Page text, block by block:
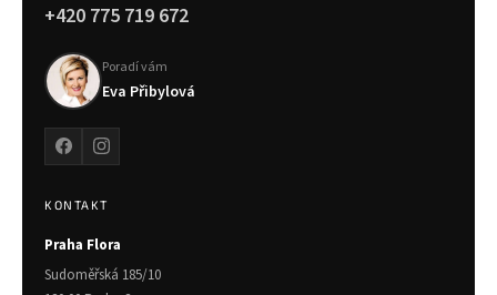
+420 775 719 672
Poradí vám
Eva Přibylová
KONTAKT
Praha Flora
Sudoměřská 185/10